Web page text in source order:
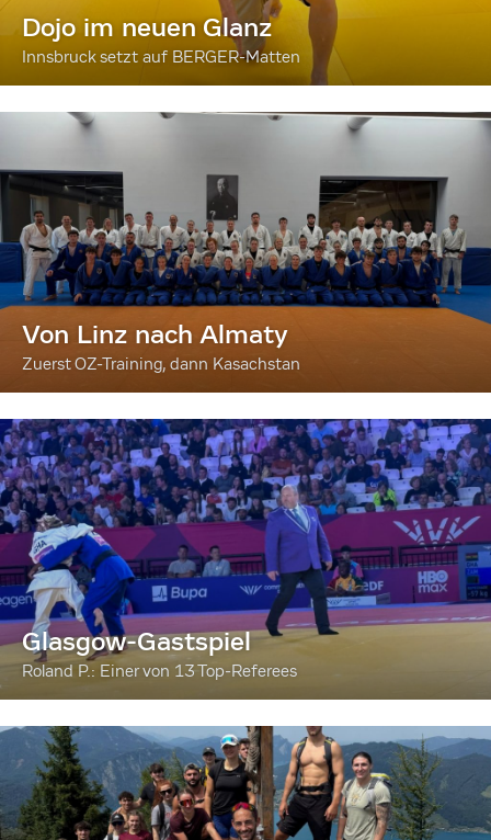
Dojo im neuen Glanz
Innsbruck setzt auf BERGER-Matten
Von Linz nach Almaty
Zuerst OZ-Training, dann Kasachstan
Glasgow-Gastspiel
Roland P.: Einer von 13 Top-Referees